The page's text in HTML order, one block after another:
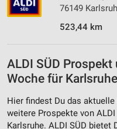
76149
523,44 km
ALDI SÜD
Woche für Karlsruhe
Hier findest Du das
weitere Prospekte von
Karlsruhe. ALDI SÜD bietet